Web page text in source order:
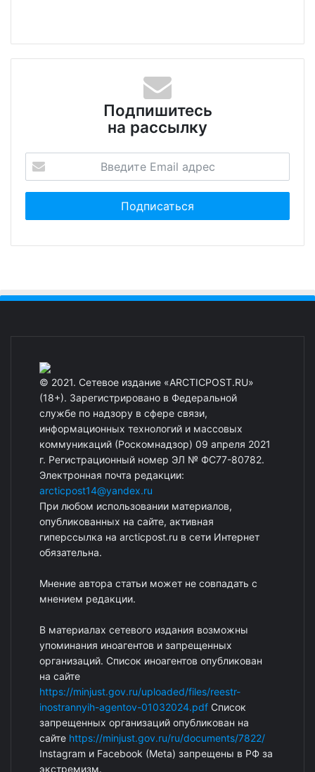
Подпишитесь
на рассылку
© 2021. Сетевое издание «ARCTICPOST.RU»
(18+). Зарегистрировано в Федеральной
службе по надзору в сфере связи,
информационных технологий и массовых
коммуникаций (Роскомнадзор) 09 апреля 2021
г. Регистрационный номер ЭЛ № ФС77-80782.
Электронная почта редакции:
arcticpost14@yandex.ru
При любом использовании материалов,
опубликованных на сайте, активная
гиперссылка на arcticpost.ru в сети Интернет
обязательна.
Мнение автора статьи может не совпадать с
мнением редакции.
В материалах сетевого издания возможны
упоминания иноагентов и запрещенных
организаций. Список иноагентов опубликован
на сайте
https://minjust.gov.ru/uploaded/files/reestr-
inostrannyih-agentov-01032024.pdf Список
запрещенных организаций опубликован на
сайте https://minjust.gov.ru/ru/documents/7822/
Instagram и Facebook (Metа) запрещены в РФ за
экстремизм.